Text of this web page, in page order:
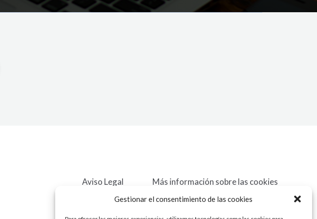
Gestionar el consentimiento de las cookies
Aviso Legal
Más información sobre las cookies